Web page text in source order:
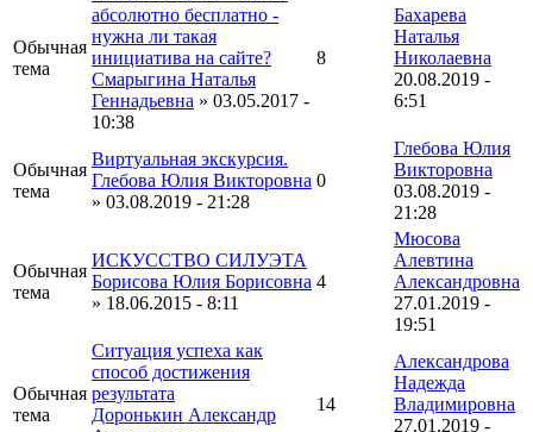
Обычная
тема
абсолютно бесплатно -
нужна ли такая
инициатива на сайте?
Смарыгина Наталья
Геннадьевна » 03.05.2017 -
10:38
8
Бахарева
Наталья
Николаевна
20.08.2019 -
6:51
Обычная
тема
Виртуальная экскурсия.
Глебова Юлия Викторовна
» 03.08.2019 - 21:28
0
Глебова Юлия
Викторовна
03.08.2019 -
21:28
Обычная
тема
ИСКУССТВО СИЛУЭТА
Борисова Юлия Борисовна
» 18.06.2015 - 8:11
4
Мюсова
Алевтина
Александровна
27.01.2019 -
19:51
Обычная
тема
Ситуация успеха как
способ достижения
результата
Доронькин Александр
14
Александрова
Надежда
Владимировна
27.01.2019 -